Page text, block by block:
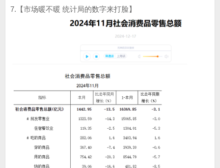
7.【市场暖不暖 统计局的数字来打脸】